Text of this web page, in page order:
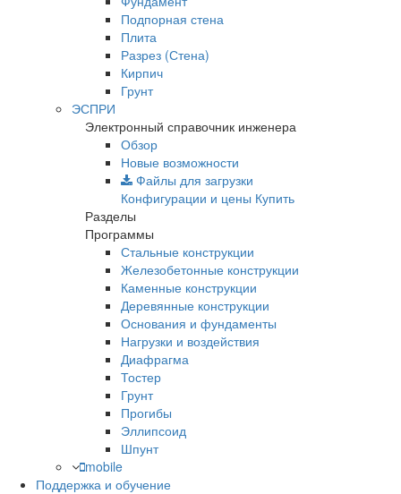
Подпорная стена
Плита
Разрез (Стена)
Кирпич
Грунт
ЭСПРИ
Электронный справочник инженера
Обзор
Новые возможности
Файлы для загрузки
Конфигурации и цены Купить
Разделы
Программы
Стальные конструкции
Железобетонные конструкции
Каменные конструкции
Деревянные конструкции
Основания и фундаменты
Нагрузки и воздействия
Диафрагма
Тостер
Грунт
Прогибы
Эллипсоид
Шпунт
mobile
Поддержка и обучение